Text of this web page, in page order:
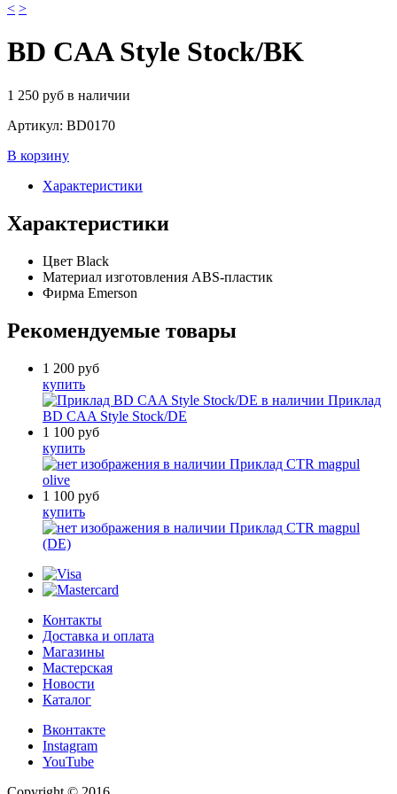
< >
BD CAA Style Stock/BK
1 250 руб в наличии
Артикул: BD0170
В корзину
Характеристики
Характеристики
Цвет Black
Материал изготовления ABS-пластик
Фирма Emerson
Рекомендуемые товары
1 200 руб
купить
в наличии Приклад
BD CAA Style Stock/DE
1 100 руб
купить
в наличии Приклад CTR magpul
olive
1 100 руб
купить
в наличии Приклад CTR magpul
(DE)
Контакты
Доставка и оплата
Магазины
Мастерская
Новости
Каталог
Вконтакте
Instagram
YouTube